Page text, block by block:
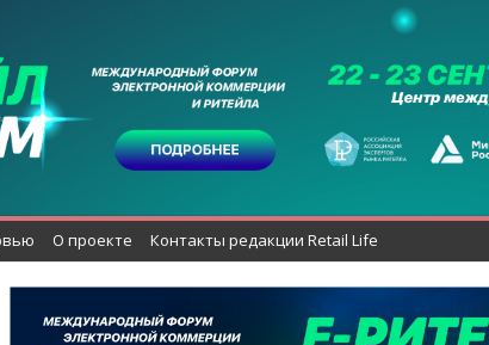
О проекте Контакты редакции Retail Life